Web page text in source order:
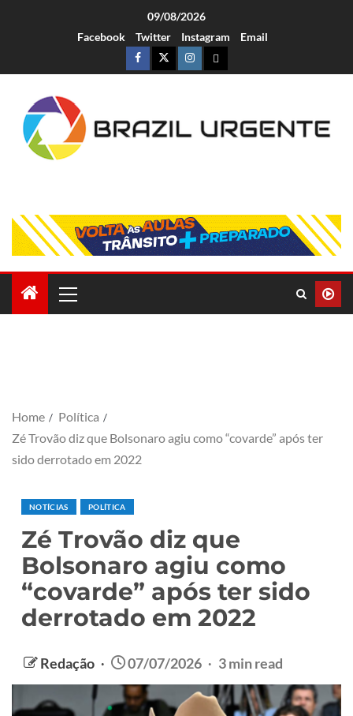
09/08/2026
Facebook
Twitter Instagram Email
Home
Política
Zé Trovão diz que Bolsonaro agiu como “covarde” após ter
sido derrotado em 2022
NOTÍCIAS POLÍTICA
Zé Trovão diz que
Bolsonaro agiu como
“covarde” após ter sido
derrotado em 2022
Redação 07/07/2026 3 min read